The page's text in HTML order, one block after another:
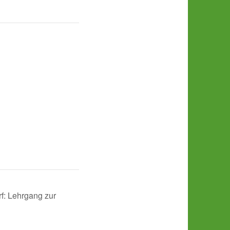
Lehrgang zur